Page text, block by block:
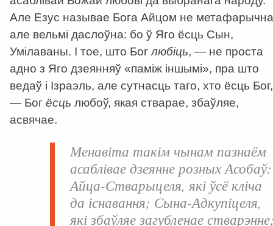
Але Езус называе Бога Айцом не
але вельмі даслоўна: бо ў Яго ёсць Сын,
Умілаваны. І тое, што Боглюбіць, — не проста
адно з Яго дзеянняў «паміж іншымі», пра што
ведаў і Ізраэль, але сутнасць таго, хто ёсць Бог,
— Бог ёсць любоў, якая стварае, збаўляе,
асвячае.
Менавіта такім чынам пазнаём
асаблівае дзеянне розных Асобаў:
Айца-Стварыцеля, які ўсё кліча
да існавання; Сына-Адкупіцеля,
які збаўляе загубленае